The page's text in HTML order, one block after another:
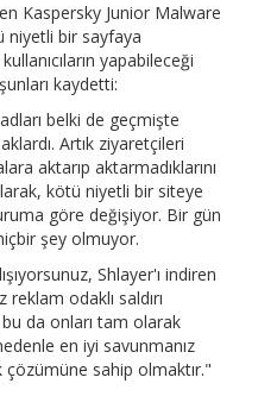
Kaspersky Junior Malware
niyetli bir sayfaya
yapabileceği
kaydetti:
belki de geçmişte
Artık ziyaretçileri
aktarıp aktarmadıklarını
kötü niyetli bir siteye
göre değişiyor. Bir gün
şey olmuyor.
Shlayer'ı indiren
odaklı saldırı
da onları tam olarak
en iyi savunmanız
çözümüne sahip olmaktır."